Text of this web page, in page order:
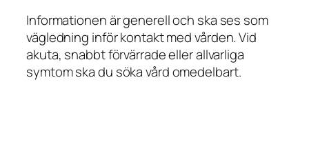
Informationen är generell och ska ses som
vägledning inför kontakt med vården. Vid
akuta, snabbt förvärrade eller allvarliga
symtom ska du söka vård omedelbart.